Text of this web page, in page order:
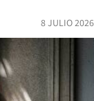
8 JULIO 2026